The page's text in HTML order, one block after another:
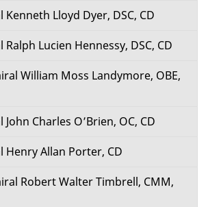
Kenneth Lloyd Dyer, DSC, CD
Ralph Lucien Hennessy, DSC, CD
William Moss Landymore, OBE,
Charles O’Brien, OC, CD
Henry Allan Porter, CD
Robert Walter Timbrell, CMM,